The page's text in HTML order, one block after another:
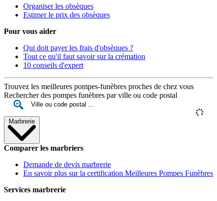
Organiser les obsèques
Estimer le prix des obsèques
Pour vous aider
Qui doit payer les frais d'obsèques ?
Tout ce qu'il faut savoir sur la crémation
10 conseils d'expert
Trouvez les meilleures pompes-funèbres proches de chez vous
Rechercher des pompes funèbres par ville ou code postal
Marbrerie
Comparer les marbriers
Demande de devis marbrerie
En savoir plus sur la certification Meilleures Pompes Funèbres
Services marbrerie